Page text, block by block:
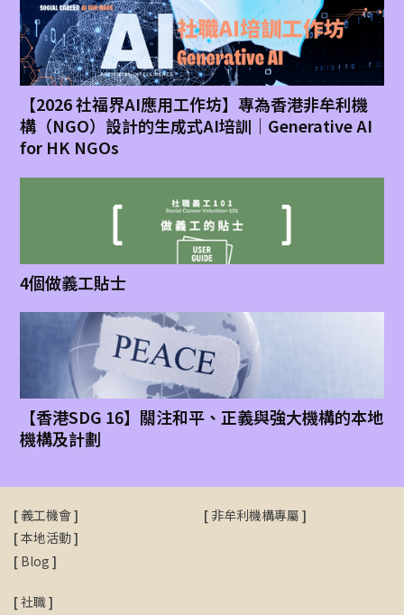
【2026 社福界AI應用工作坊】專為香港非牟利機
構（NGO）設計的生成式AI培訓｜Generative AI
for HK NGOs
4個做義工貼士
【香港SDG 16】關注和平、正義與強大機構的本地
機構及計劃
[義工機會]
[本地活動]
[Blog ]
[ 非牟利機構專屬]
[社職]